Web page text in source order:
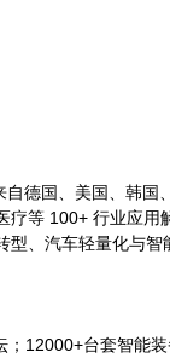
国、美国、韩国
等 100+ 行业应
、汽车轻量化与
12000+台套智能